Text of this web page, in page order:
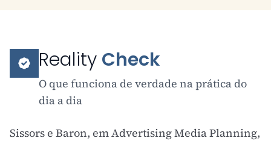
Reality Check
O que funciona de verdade na prática do
dia a dia
Sissors e Baron, em Advertising Media Planning,